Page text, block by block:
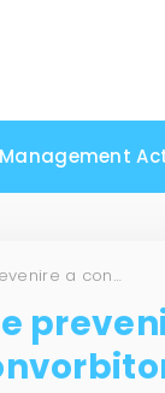
Management
Activitate educativă de prevenire a consumului de droguri la CCCF „Convorbitorul”